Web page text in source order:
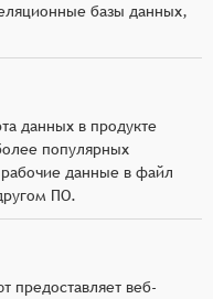
базы данных,
данных в продукте
популярных
данные в файл
ПО.
предоставляет веб-